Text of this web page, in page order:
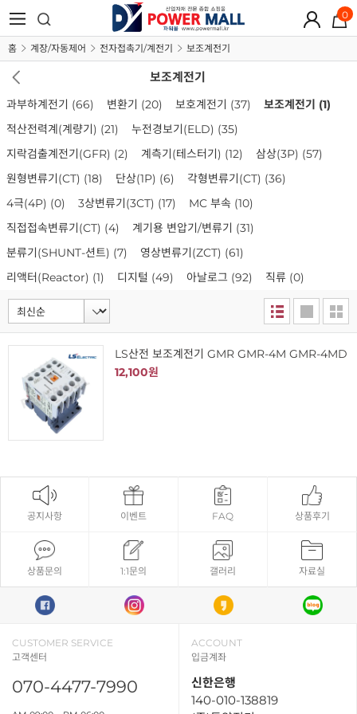
0
홈 계장/자동제어 전자접촉기/계전기 보조계전기
보조계전기
과부하계전기 (66) 변환기 (20) 보호계전기 (37) 보조계전기 (1)
적산전력계(계량기) (21) 누전경보기(ELD) (35)
지락검출계전기(GFR) (2) 계측기(테스터기) (12) 삼상(3P) (57)
원형변류기(CT) (18) 단상(1P) (6) 각형변류기(CT) (36)
4극(4P) (0) 3상변류기(3CT) (17) MC 부속 (10)
직접접속변류기(CT) (4) 계기용 변압기/변류기 (31)
분류기(SHUNT-션트) (7) 영상변류기(ZCT) (61)
리액터(Reactor) (1) 디지털 (49) 아날로그 (92) 직류 (0)
LS산전 보조계전기 GMR GMR-4M GMR-4MD
12,100원
공지사항 이벤트 FAQ 상품후기
상품문의 1:1문의 갤러리 자료실
CUSTOMER SERVICE
고객센터
070-4477-7990
ACCOUNT
입금계좌
신한은행
140-010-138819